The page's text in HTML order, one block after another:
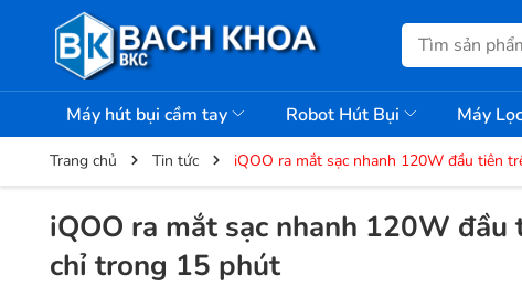
Máy hút bụi cầm tay Robot Hút Bụi Máy
Trang chủ Tin tức iQOO ra mắt sạc nhanh 120W đầu tiên
iQOO ra mắt sạc nhanh 120W
chỉ trong 15 phút